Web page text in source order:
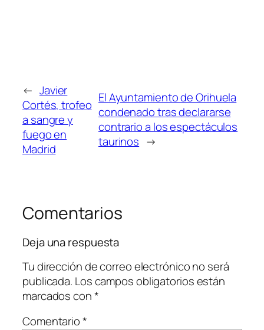
← Javier
Cortés, trofeo
a sangre y
fuego en
Madrid
El Ayuntamiento de Orihuela
condenado tras declararse
contrario a los espectáculos
taurinos →
Comentarios
Deja una respuesta
Tu dirección de correo electrónico no será
publicada. Los campos obligatorios están
marcados con*
Comentario*